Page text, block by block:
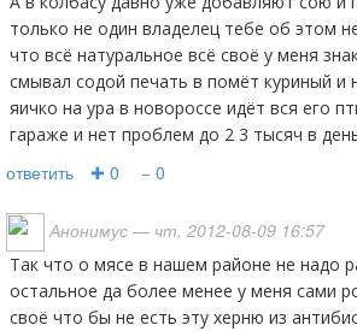
только не один владелец тебе об этом
что всё натуральное всё своё у меня
смывал содой печать в помёт куриный и
яичко на ура в новороссе идёт вся его
гараже и нет проблем до 2 3 тысяч в
ответить ✚ 0 − 0
Анонимус — чт, 2012-08-09 16:57
Так что о мясе в нашем районе не надо раз не знаешь а всё
остальное да более менее у меня сами
своё что бы не есть эту херню из